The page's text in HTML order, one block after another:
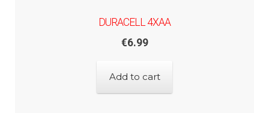
DURACELL 4XAA
€6.99
Add to cart